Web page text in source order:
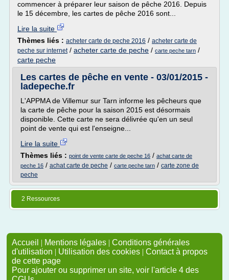
commencer à préparer leur saison de pêche 2016. Depuis
le 15 décembre, les cartes de pêche 2016 sont...
Lire la suite
Thèmes liés : acheter carte de peche 2016 / acheter carte de
peche sur internet/ acheter carte de peche / carte peche tarn /
carte peche
Les cartes de pêche en vente - 03/01/2015 -
ladepeche.fr
L'APPMA de Villemur sur Tarn informe les pêcheurs que
la carte de pêche pour la saison 2015 est désormais
disponible. Cette carte ne sera délivrée qu'en un seul
point de vente qui est l'enseigne...
Lire la suite
Thèmes liés : point de vente carte de peche 16 / achat carte de
peche 16 / achat carte de peche / carte peche tarn / carte zone de
peche
2 Ressources
Accueil | Mentions légales | Conditions générales
d'utilisation | Utilisation des cookies | Contact à propos
de cette page
Pour ajouter ou supprimer un site, voir l'article 4 des